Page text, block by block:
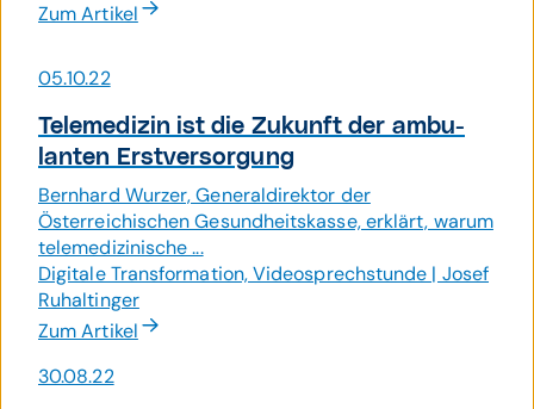
Zum Artikel
05.10.22
Telemedizin ist die Zu­kunft der ambu­
lanten Erst­ver­sorgung
Bernhard Wurzer, Generaldirektor der
Österreichischen Gesundheitskasse, erklärt, warum
telemedizinische ...
Digitale Transformation, Videosprechstunde | Josef
Ruhaltinger
Zum Artikel
30.08.22